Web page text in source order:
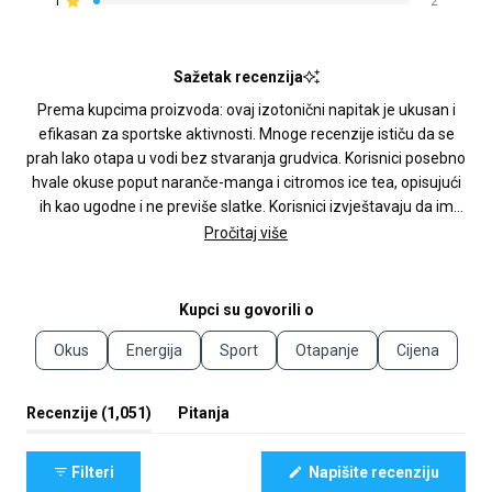
Ocijenjeno s od 5 zvjezdica
Sažetak recenzija
Prema kupcima proizvoda: ovaj izotonični napitak je ukusan i
efikasan za sportske aktivnosti. Mnoge recenzije ističu da se
prah lako otapa u vodi bez stvaranja grudvica. Korisnici posebno
hvale okuse poput naranče-manga i citromos ice tea, opisujući
ih kao ugodne i ne previše slatke. Korisnici izvještavaju da im
pomaže održati energiju tijekom dugotrajnih aktivnosti poput
je mjerna žličica neprecizna i preporučuju vaganje praha.
Korisnici ga koriste prije, tijekom i nakon edzbe.
Pročitaj više
Kupci su govorili o
Okus Energija Sport Otapanje Cijena
Recenzije 1,051
(kartica
Pitanja
Filteri Napišite recenziju